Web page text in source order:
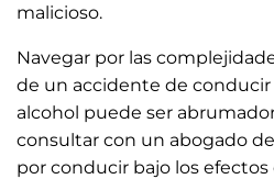
malicioso.
Navegar por las
de un accidente de conducir
alcohol puede ser
consultar con un abogado
por conducir bajo los